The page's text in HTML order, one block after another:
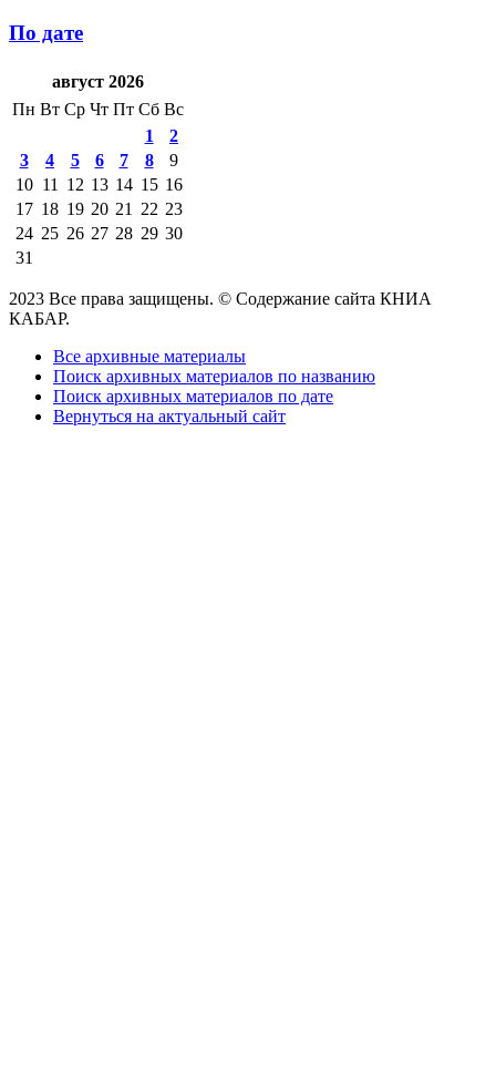
По дате
август 2026
Пн Вт Ср Чт Пт Сб Вс
1
2
3
4 5 6 7 8
9
10 11 12 13 14 15 16
17 18 19 20 21 22 23
24 25 26 27 28 29 30
31
2023 Все права защищены. © Содержание сайта КНИА
КАБАР.
Все архивные материалы
Поиск архивных материалов по названию
Поиск архивных материалов по дате
Вернуться на актуальный сайт